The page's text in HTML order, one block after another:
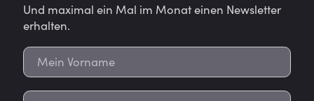
Und maximal ein Mal im Monat einen Newsletter
erhalten.